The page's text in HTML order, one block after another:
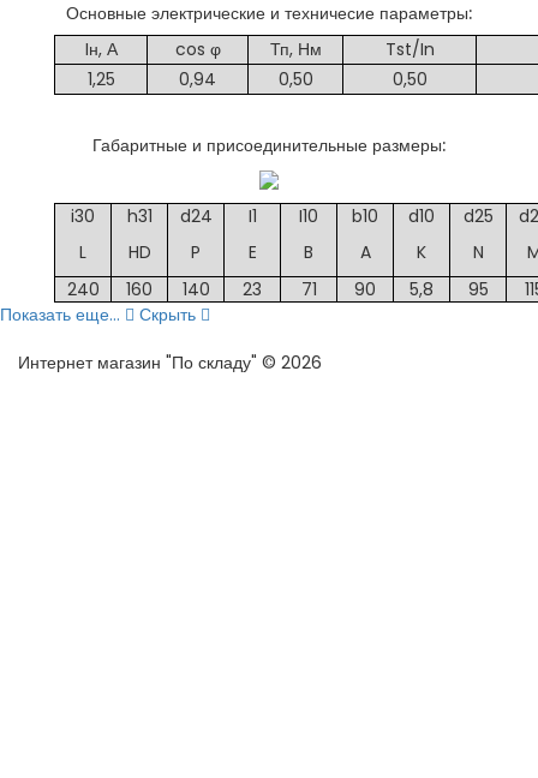
Основные электрические и техничесие параметры:
Iн, А
cos φ Тп, Нм
Tst/In
1,25
0,94 0,50 0,50
Габаритные и присоединительные размеры:
i30
L
h31
HD
d24
P
I1
E
I10
B
b10
A
d10
K
d25
N
240
160 140 23 71 90 5,8 95
Показать еще...
Скрыть
Интернет магазин "По складу" © 2026